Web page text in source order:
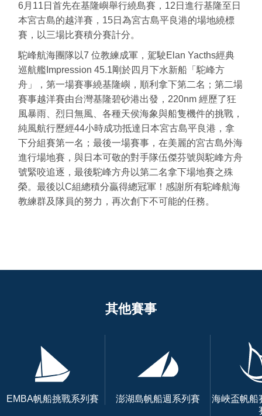
6月11日首先在基隆嶼舉行繞島賽，12日進行基隆至日
本宮古島的越洋賽，15日為宮古島平良港的場地繞標
賽，以三場比賽積分賽計分。
駝峰航海團隊以7 位教練成軍，駕駛Elan Yacths經典
巡航艦Impression 45.1剛於四月下水新船「駝峰方
舟」，第一場賽事繞基隆嶼，順利拿下第二名；第二場
賽事越洋賽由台灣基隆碧砂港出發，220nm 經歷了狂
風暴雨、烈日無風、各種天侯海象與船隻機件的挑戰，
純風航行歷經44小時成功抵達日本宮古島平良港，拿
下分組賽第一名；最後一場賽事，在美麗的宮古島外海
進行場地賽，與日本可敬的對手隊伍傑芬號與駝峰方舟
號緊咬追逐，最後駝峰方舟以第二名拿下場地賽之殊
榮。最後以C組總積分贏得總冠軍！感謝所有駝峰航海
教練群及隊員的努力，再次創下不可能的任務。
其他賽事
EMBA帆船挑戰系列賽 澎湖島帆船週系列賽
海峽盃帆船